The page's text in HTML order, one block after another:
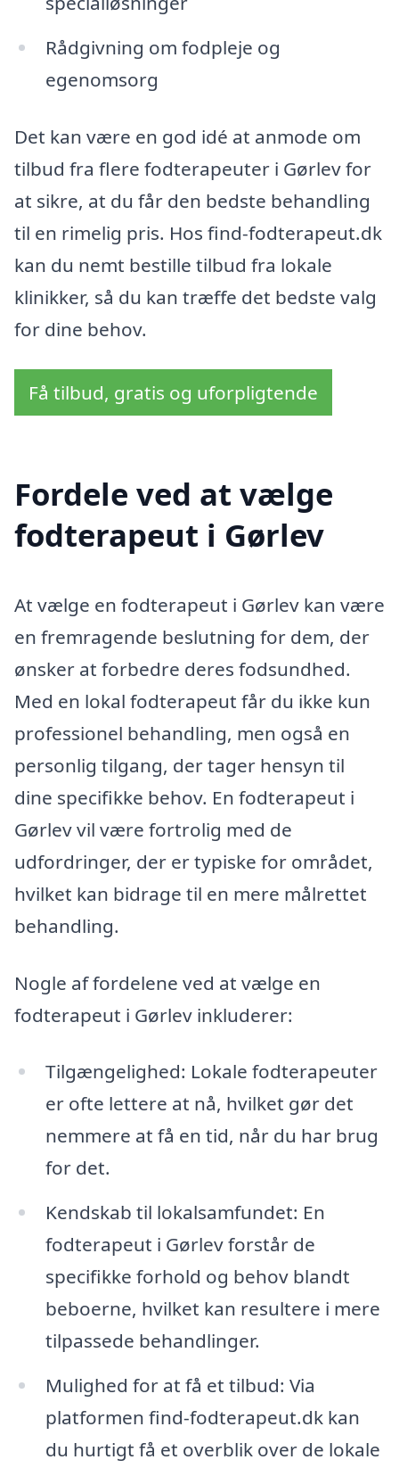
Rådgivning om fodpleje og
egenomsorg
Det kan være en god idé at anmode om
tilbud fra flere fodterapeuter i Gørlev for
at sikre, at du får den bedste behandling
til en rimelig pris. Hos find-fodterapeut.dk
kan du nemt bestille tilbud fra lokale
klinikker, så du kan træffe det bedste valg
for dine behov.
Få tilbud, gratis og uforpligtende
Fordele ved at vælge
fodterapeut i Gørlev
At vælge en fodterapeut i Gørlev kan være
en fremragende beslutning for dem, der
ønsker at forbedre deres fodsundhed.
Med en lokal fodterapeut får du ikke kun
professionel behandling, men også en
personlig tilgang, der tager hensyn til
dine specifikke behov. En fodterapeut i
Gørlev vil være fortrolig med de
udfordringer, der er typiske for området,
hvilket kan bidrage til en mere målrettet
behandling.
Nogle af fordelene ved at vælge en
fodterapeut i Gørlev inkluderer:
Tilgængelighed: Lokale fodterapeuter
er ofte lettere at nå, hvilket gør det
nemmere at få en tid, når du har brug
for det.
Kendskab til lokalsamfundet: En
fodterapeut i Gørlev forstår de
specifikke forhold og behov blandt
beboerne, hvilket kan resultere i mere
tilpassede behandlinger.
Mulighed for at få et tilbud: Via
platformen find-fodterapeut.dk kan
du hurtigt få et overblik over de lokale